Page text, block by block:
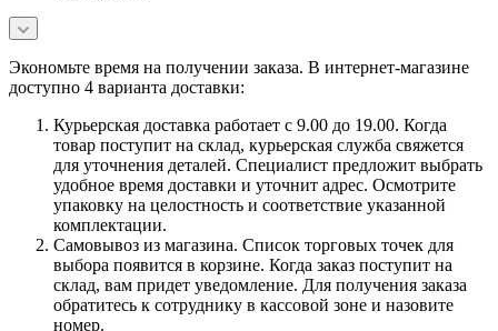
Экономьте время на получении заказа. В интернет-магазине
доступно 4 варианта доставки:
Курьерская доставка работает с 9.00 до 19.00. Когда
товар поступит на склад, курьерская служба свяжется
для уточнения деталей. Специалист предложит выбрать
удобное время доставки и уточнит адрес. Осмотрите
упаковку на целостность и соответствие указанной
комплектации.
Самовывоз из магазина. Список торговых точек для
выбора появится в корзине. Когда заказ поступит на
склад, вам придет уведомление. Для получения заказа
обратитесь к сотруднику в кассовой зоне и назовите
номер.